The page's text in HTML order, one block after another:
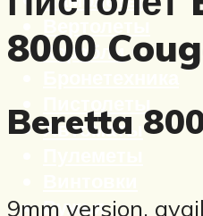
Корабли
Пистолеты
Автоматы
Ружья
8000
Beretta
9mm version,